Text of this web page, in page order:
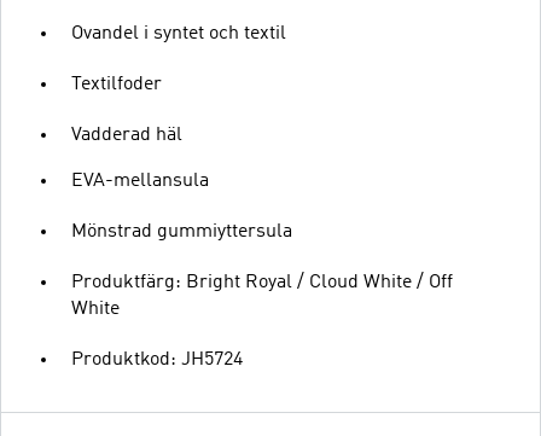
Ovandel i syntet och textil
Textilfoder
Vadderad häl
EVA-mellansula
Mönstrad gummiyttersula
Produktfärg: Bright Royal / Cloud White / Off
White
Produktkod: JH5724